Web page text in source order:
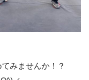
みませんか！？